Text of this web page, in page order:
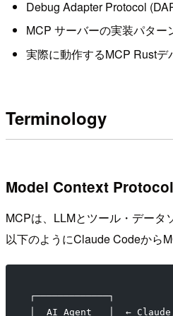
Debug Adapter Protocol
MCP サーバーの実装パター
実際に動作するMCP Rustデ
Terminology
Model Context
MCPは、LLMとツール・データ
以下のようにClaude Codeから
┌─────────────┐
│  AI Agent   │  ← Claude,